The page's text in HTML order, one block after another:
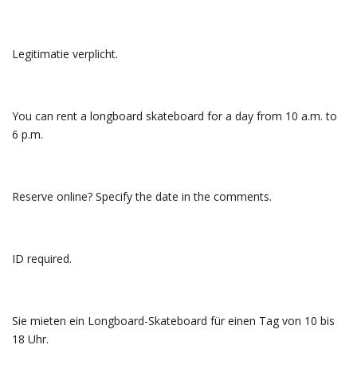
Legitimatie verplicht.
You can rent a longboard skateboard for a day from 10 a.m. to
6 p.m.
Reserve online? Specify the date in the comments.
ID required.
Sie mieten ein Longboard-Skateboard für einen Tag von 10 bis
18 Uhr.